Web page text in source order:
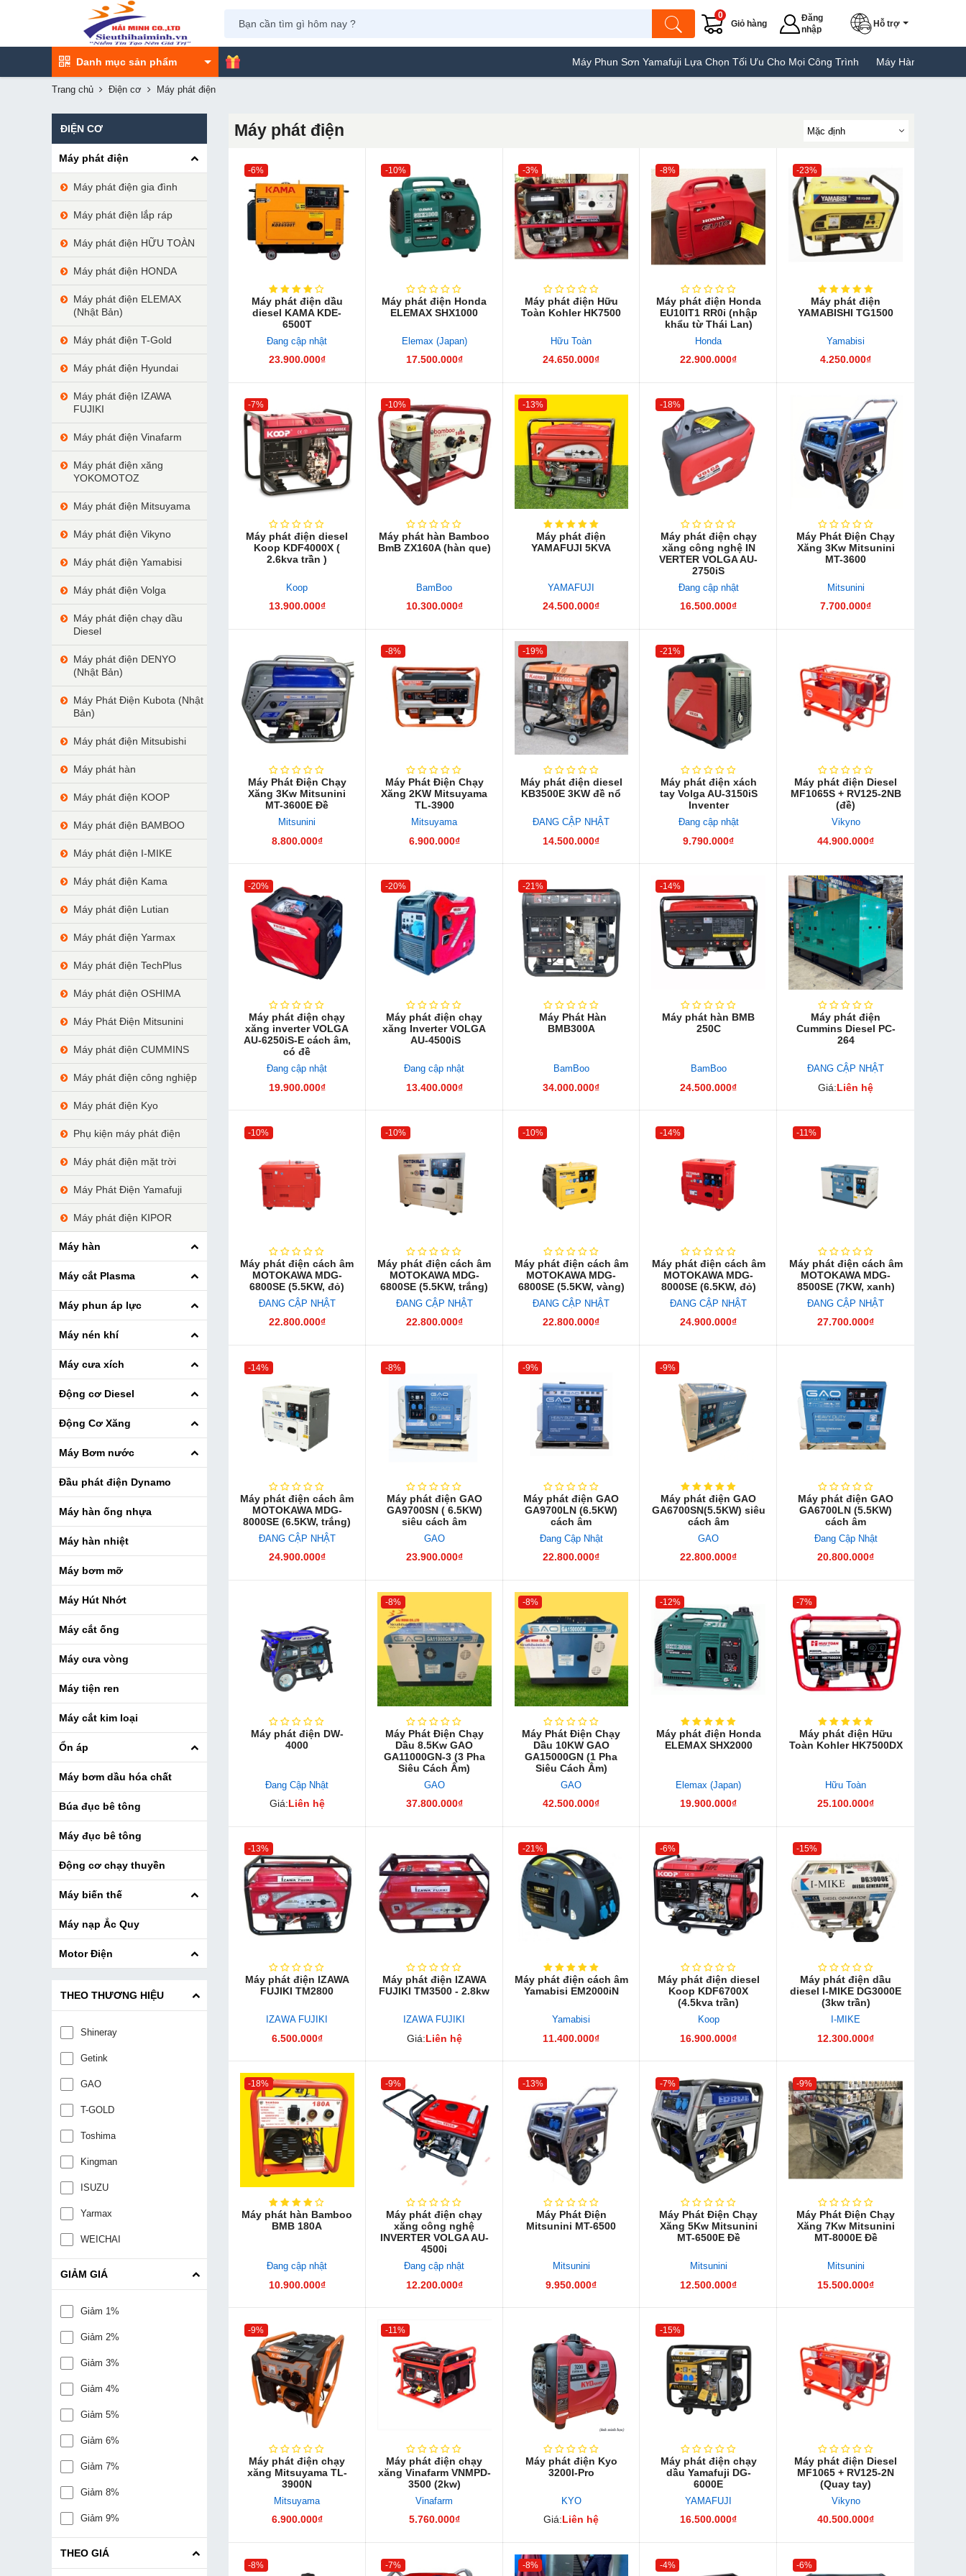
Giỏ hàng
0
Đăng
nhập
Hỗ trợ
Danh mục sản phẩm Máy Phun Sơn Yamafuji Lựa Chọn Tối Ưu Cho Mọi Công Trình Máy Hàn Túi Yamafuji Lựa Chọn
Trang chủ Điện cơ Máy phát điện
Máy phát điện
-6%
Máy phát điện dầu
diesel KAMA KDE-
6500T
Đang cập nhật
23.900.000₫
-10%
Máy phát điện Honda
ELEMAX SHX1000
Elemax (Japan)
17.500.000₫
-3%
Máy phát điện Hữu
Toàn Kohler HK7500
Hữu Toàn
24.650.000₫
-8%
Máy phát điện Honda
EU10IT1 RR0i (nhập
khẩu từ Thái Lan)
Honda
22.900.000₫
-23%
Máy phát điện
YAMABISHI TG1500
Yamabisi
4.250.000₫
-7%
Máy phát điện diesel
Koop KDF4000X (
2.6kva trần )
Koop
13.900.000₫
-10%
Máy phát hàn Bamboo
BmB ZX160A (hàn que)
BamBoo
10.300.000₫
-13%
Máy phát điện
YAMAFUJI 5KVA
YAMAFUJI
24.500.000₫
-18%
Máy phát điện chạy
xăng công nghệ IN​
VERTER VOLGA AU-
2750iS
Đang cập nhật
16.500.000₫
Máy Phát Điện Chạy
Xăng 3Kw Mitsunini
MT-3600
Mitsunini
7.700.000₫
Máy Phát Điện Chạy
Xăng 3Kw Mitsunini
MT-3600E Đề
Mitsunini
8.800.000₫
-8%
Máy Phát Điện Chạy
Xăng 2KW Mitsuyama
TL-3900
Mitsuyama
6.900.000₫
-19%
Máy phát điện diesel
KB3500E 3KW đề nổ
ĐANG CẬP NHẬT
14.500.000₫
-21%
Máy phát điện xách
tay Volga AU-3150iS
Inventer
Đang cập nhật
9.790.000₫
Máy phát điện Diesel
MF1065S + RV125-2NB
(đề)
Vikyno
44.900.000₫
-20%
Máy phát điện chạy
xăng inverter VOLGA
AU-6250iS-E cách âm,
có đề
Đang cập nhật
19.900.000₫
-20%
Máy phát điện chạy
xăng Inverter VOLGA
AU-4500iS
Đang cập nhật
13.400.000₫
-21%
Máy Phát Hàn
BMB300A
BamBoo
34.000.000₫
-14%
Máy phát hàn BMB
250C
BamBoo
24.500.000₫
Máy phát điện
Cummins Diesel PC-
264
ĐANG CẬP NHẬT
Giá:Liên hệ
-10%
Máy phát điện cách âm
MOTOKAWA MDG-
6800SE (5.5KW, đỏ)
ĐANG CẬP NHẬT
22.800.000₫
-10%
Máy phát điện cách âm
MOTOKAWA MDG-
6800SE (5.5KW, trắng)
ĐANG CẬP NHẬT
22.800.000₫
-10%
Máy phát điện cách âm
MOTOKAWA MDG-
6800SE (5.5KW, vàng)
ĐANG CẬP NHẬT
22.800.000₫
-14%
Máy phát điện cách âm
MOTOKAWA MDG-
8000SE (6.5KW, đỏ)
ĐANG CẬP NHẬT
24.900.000₫
-11%
Máy phát điện cách âm
MOTOKAWA MDG-
8500SE (7KW, xanh)
ĐANG CẬP NHẬT
27.700.000₫
-14%
Máy phát điện cách âm
MOTOKAWA MDG-
8000SE (6.5KW, trắng)
ĐANG CẬP NHẬT
24.900.000₫
-8%
Máy phát điện GAO
GA9700SN ( 6.5KW)
siêu cách âm
GAO
23.900.000₫
-9%
Máy phát điện GAO
GA9700LN (6.5KW)
cách âm
Đang Cập Nhật
22.800.000₫
-9%
Máy phát điện GAO
GA6700SN(5.5KW) siêu
cách âm
GAO
22.800.000₫
Máy phát điện GAO
GA6700LN (5.5KW)
cách âm
Đang Cập Nhật
20.800.000₫
Máy phát điện DW-
4000
Đang Cập Nhật
Giá:Liên hệ
-8%
Máy Phát Điện Chạy
Dầu 8.5Kw GAO
GA11000GN-3 (3 Pha
Siêu Cách Âm)
GAO
37.800.000₫
-8%
Máy Phát Điện Chạy
Dầu 10KW GAO
GA15000GN (1 Pha
Siêu Cách Âm)
GAO
42.500.000₫
-12%
Máy phát điện Honda
ELEMAX SHX2000
Elemax (Japan)
19.900.000₫
-7%
Máy phát điện Hữu
Toàn Kohler HK7500DX
Hữu Toàn
25.100.000₫
-13%
Máy phát điện IZAWA
FUJIKI TM2800
IZAWA FUJIKI
6.500.000₫
Máy phát điện IZAWA
FUJIKI TM3500 - 2.8kw
IZAWA FUJIKI
Giá:Liên hệ
-21%
Máy phát điện cách âm
Yamabisi EM2000iN
Yamabisi
11.400.000₫
-6%
Máy phát điện diesel
Koop KDF6700X
(4.5kva trần)
Koop
16.900.000₫
-15%
Máy phát điện dầu
diesel I-MIKE DG3000E
(3kw trần)
I-MIKE
12.300.000₫
-18%
Máy phát hàn Bamboo
BMB​ 180A
Đang cập nhật
10.900.000₫
-9%
Máy phát điện chạy
xăng công nghệ
INVERTER VOLGA AU-
4500i
Đang cập nhật
12.200.000₫
-13%
Máy Phát Điện
Mitsunini MT-6500
Mitsunini
9.950.000₫
-7%
Máy Phát Điện Chạy
Xăng 5Kw Mitsunini
MT-6500E Đề
Mitsunini
12.500.000₫
-9%
Máy Phát Điện Chạy
Xăng 7Kw Mitsunini
MT-8000E Đề
Mitsunini
15.500.000₫
-9%
Máy phát điện chạy
xăng Mitsuyama TL-
3900N
Mitsuyama
6.900.000₫
-11%
Máy phát điện chạy
xăng Vinafarm VNMPD-
3500 (2kw)
Vinafarm
5.760.000₫
Máy phát điện Kyo
3200I-Pro
KYO
Giá:Liên hệ
-15%
Máy phát điện chạy
dầu Yamafuji DG-
6000E
YAMAFUJI
16.500.000₫
Máy phát điện Diesel
MF1065 + RV125-2N
(Quay tay)
Vikyno
40.500.000₫
-8% -7% -8% -4% -6%
ĐIỆN CƠ
Máy phát điện
Máy phát điện gia đình
Máy phát điện lắp ráp
Máy phát điện HỮU TOÀN
Máy phát điện HONDA
Máy phát điện ELEMAX
(Nhật Bản)
Máy phát điện T-Gold
Máy phát điện Hyundai
Máy phát điện IZAWA
FUJIKI
Máy phát điện Vinafarm
Máy phát điện xăng
YOKOMOTOZ
Máy phát điện Mitsuyama
Máy phát điện Vikyno
Máy phát điện Yamabisi
Máy phát điện Volga
Máy phát điện chạy dầu
Diesel
Máy phát điện DENYO
(Nhật Bản)
Máy Phát Điện Kubota (Nhật
Bản)
Máy phát điện Mitsubishi
Máy phát hàn
Máy phát điện KOOP
Máy phát điện BAMBOO
Máy phát điện I-MIKE
Máy phát điện Kama
Máy phát điện Lutian
Máy phát điện Yarmax
Máy phát điện TechPlus
Máy phát điện OSHIMA
Máy Phát Điện Mitsunini
Máy phát điện CUMMINS
Máy phát điện công nghiệp
Máy phát điện Kyo
Phụ kiện máy phát điện
Máy phát điện mặt trời
Máy Phát Điện Yamafuji
Máy phát điện KIPOR
Máy hàn
Máy cắt Plasma
Máy phun áp lực
Máy nén khí
Máy cưa xích
Động cơ Diesel
Động Cơ Xăng
Máy Bơm nước
Đầu phát điện Dynamo
Máy hàn ống nhựa
Máy hàn nhiệt
Máy bơm mỡ
Máy Hút Nhớt
Máy cắt ống
Máy cưa vòng
Máy tiện ren
Máy cắt kim loại
Ổn áp
Máy bơm dầu hóa chất
Búa đục bê tông
Máy đục bê tông
Động cơ chạy thuyền
Máy biến thế
Máy nạp Ắc Quy
Motor Điện
THEO THƯƠNG HIỆU
Shineray
Getink
GAO
T-GOLD
Toshima
Kingman
ISUZU
Yarmax
WEICHAI
Đang Cập Nhật
TechPlus
ĐANG CẬP NHẬT
I-MIKE
VOLGA
JETMAN
Vinafarm
Mitsuyama
CUMMINS
Koop
DENYO
GIẢM GIÁ
Giảm 1%
Giảm 2%
Giảm 3%
Giảm 4%
Giảm 5%
Giảm 6%
Giảm 7%
Giảm 8%
Giảm 9%
Giảm 11%
THEO GIÁ